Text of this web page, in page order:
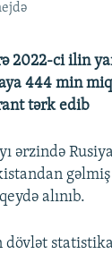
TELEFONUNUZDA
2022-ci ilin
444 min
tərk edib
ərzində
alınıb.
dövlət